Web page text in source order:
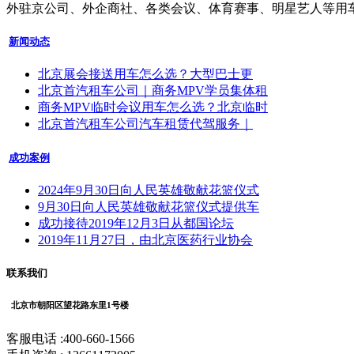
外驻京公司、外企商社、各类会议、体育赛事、明星艺人等用
新闻动态
北京展会接送用车怎么选？大型巴士更
北京首汽租车公司｜商务MPV学员集体租
商务MPV临时会议用车怎么选？北京临时
北京首汽租车公司汽车租赁代驾服务｜
成功案例
2024年9月30日向人民英雄敬献花篮仪式
9月30日向人民英雄敬献花篮仪式提供车
成功接待2019年12月3日从都国论坛
2019年11月27日，由北京医药行业协会
联系我们
北京市朝阳区望花路东里1号楼
客服电话 :400-660-1566